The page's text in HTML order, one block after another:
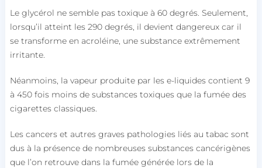
Le glycérol ne semble pas toxique à 60 degrés. Seulement,
lorsqu’il atteint les 290 degrés, il devient dangereux car il
se transforme en acroléine, une substance extrêmement
irritante.
Néanmoins, la vapeur produite par les e-liquides contient 9
à 450 fois moins de substances toxiques que la fumée des
cigarettes classiques.
Les cancers et autres graves pathologies liés au tabac sont
dus à la présence de nombreuses substances cancérigènes
que l’on retrouve dans la fumée générée lors de la